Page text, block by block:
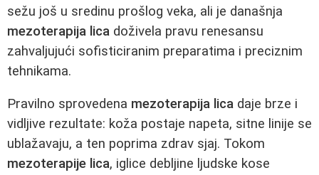
sežu još u sredinu prošlog veka, ali je današnja
mezoterapija lica doživela pravu renesansu
zahvaljujući sofisticiranim preparatima i preciznim
tehnikama.
Pravilno sprovedena mezoterapija lica daje brze i
vidljive rezultate: koža postaje napeta, sitne linije se
ublažavaju, a ten poprima zdrav sjaj. Tokom
mezoterapije lica, iglice debljine ljudske kose